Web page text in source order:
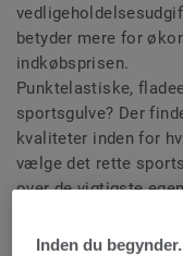
betyder mere for
indkøbsprisen.
Punktelastiske,
sportsgulve? Der
kvaliteter inden for
vælge det rette
over de vigtigste
Generelt kan man
Inden du